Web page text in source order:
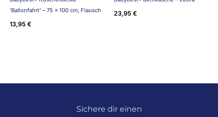
‘Ballonfahrt’ – 75 x 100 cm, Flausch
13,95 €
23,95 €
Sichere dir einen